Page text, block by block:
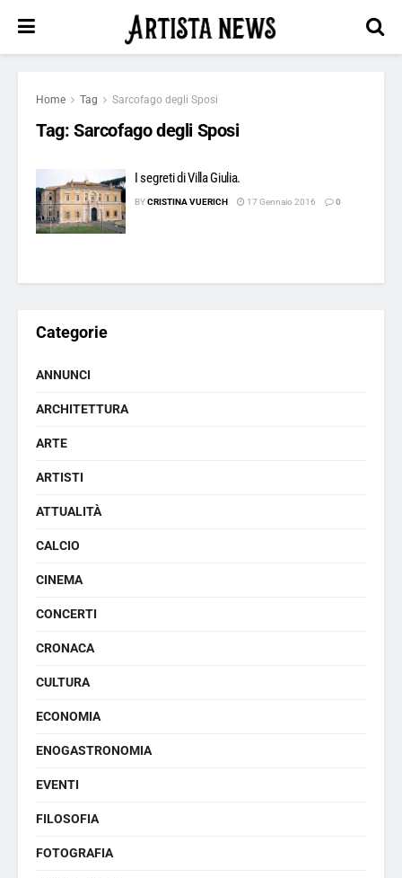
Home Tag Sarcofago degli Sposi
Tag: Sarcofago degli Sposi
I segreti di Villa Giulia.
BYCRISTINA VUERICH 17 Gennaio 2016 0
Categorie
ANNUNCI
ARCHITETTURA
ARTE
ARTISTI
ATTUALITÀ
CALCIO
CINEMA
CONCERTI
CRONACA
CULTURA
ECONOMIA
ENOGASTRONOMIA
EVENTI
FILOSOFIA
FOTOGRAFIA